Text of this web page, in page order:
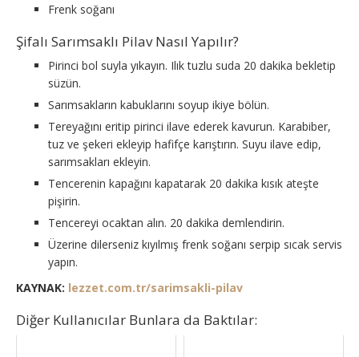
Frenk soğanı
Şifalı Sarımsaklı Pilav Nasıl Yapılır?
Pirinci bol suyla yıkayın. Ilık tuzlu suda 20 dakika bekletip
süzün.
Sarımsakların kabuklarını soyup ikiye bölün.
Tereyağını eritip pirinci ilave ederek kavurun. Karabiber,
tuz ve şekeri ekleyip hafifçe karıştırın. Suyu ilave edip,
sarımsakları ekleyin.
Tencerenin kapağını kapatarak 20 dakika kısık ateşte
pişirin.
Tencereyi ocaktan alın. 20 dakika demlendirin.
Üzerine dilerseniz kıyılmış frenk soğanı serpip sıcak servis
yapın.
KAYNAK: lezzet.com.tr/sarimsakli-pilav
Diğer Kullanıcılar Bunlara da Baktılar: